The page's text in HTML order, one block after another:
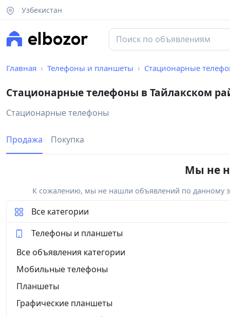
Узбекистан
Главная Телефоны и планшеты Стационарные
Стационарные телефоны в Тайлакском
Стационарные телефоны
Продажа Покупка
Мы не
К сожалению, мы не нашли объявлений по данному
Все категории
Телефоны и планшеты
Все объявления категории
Мобильные телефоны
Планшеты
Графические планшеты